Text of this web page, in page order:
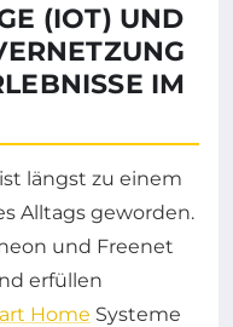
(IOT) UND
IM
längst zu einem
Alltags geworden.
und Freenet
erfüllen
Home Systeme